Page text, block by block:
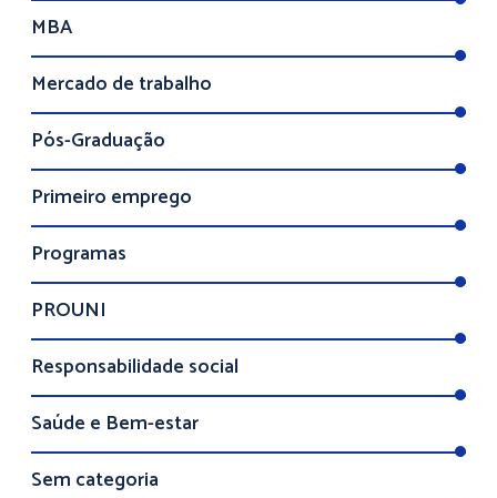
MBA
Mercado de trabalho
Pós-Graduação
Primeiro emprego
Programas
PROUNI
Responsabilidade social
Saúde e Bem-estar
Sem categoria